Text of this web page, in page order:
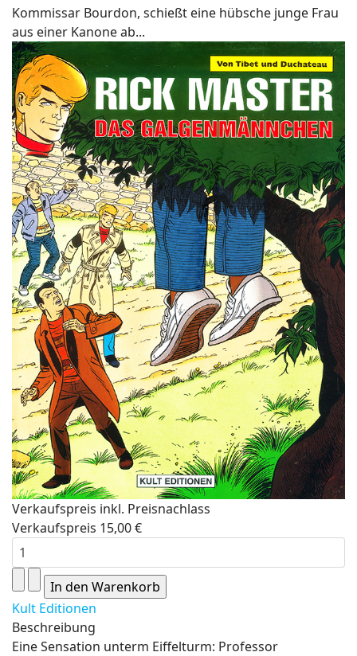
Kommissar Bourdon, schießt eine hübsche junge Frau
aus einer Kanone ab...
Verkaufspreis inkl. Preisnachlass
Verkaufspreis 15,00 €
Kult Editionen
Beschreibung
Eine Sensation unterm Eiffelturm: Professor